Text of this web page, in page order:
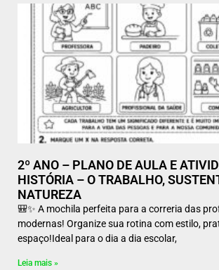
2º ANO – PLANO DE AULA E
HISTÓRIA – O TRABALHO,
NATUREZA
🎒✨ A mochila perfeita para a correria das
modernas! Organize sua rotina com estilo,
espaço!Ideal para o dia a dia escolar,
Leia mais »